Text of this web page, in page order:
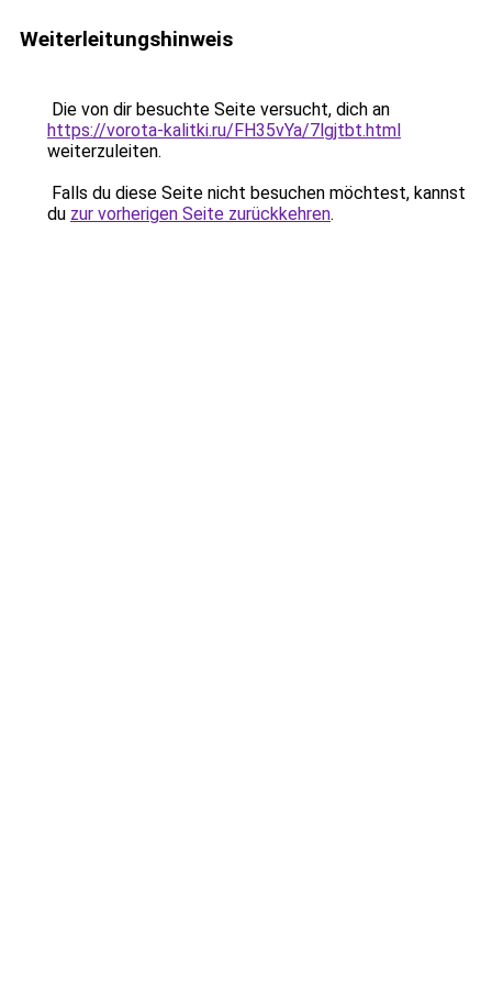
Weiterleitungshinweis
Die von dir besuchte Seite versucht, dich an
https://vorota-kalitki.ru/FH35vYa/7lgjtbt.html
weiterzuleiten.
Falls du diese Seite nicht besuchen möchtest, kannst
du zur vorherigen Seite zurückkehren.